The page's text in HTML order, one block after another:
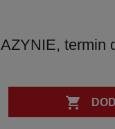
termin
